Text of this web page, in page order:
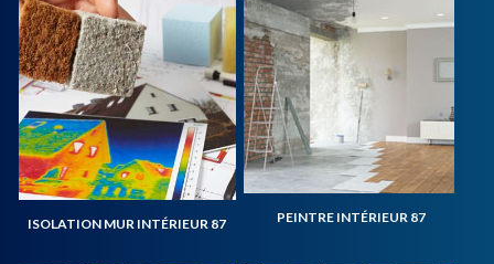
ISOLATION MUR INTÉRIEUR 87 PEINTRE INTÉRIEUR 87